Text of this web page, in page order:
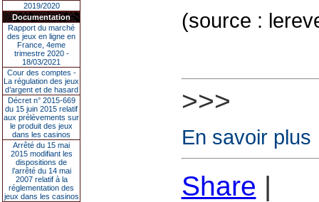
2019/2020
Documentation
Rapport du marché
des jeux en ligne en
France, 4eme
trimestre 2020 -
18/03/2021
Cour des comptes -
La régulation des jeux
d’argent et de hasard
Décret n° 2015-669
du 15 juin 2015 relatif
aux prélèvements sur
le produit des jeux
dans les casinos
Arrêté du 15 mai
2015 modifiant les
dispositions de
l’arrêté du 14 mai
2007 relatif à la
réglementation des
jeux dans les casinos
(source :
>>>
En savoir plus
Share |